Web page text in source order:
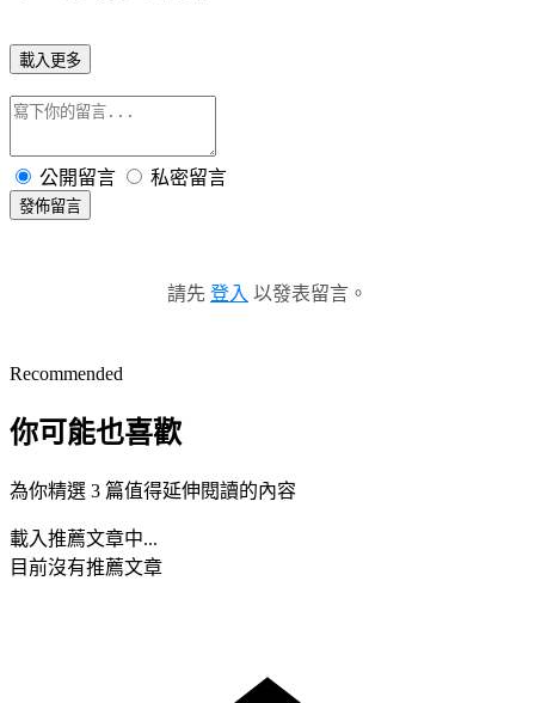
載入更多
公開留言 私密留言
發佈留言
請先 登入 以發表留言。
Recommended
你可能也喜歡
為你精選 3 篇值得延伸閱讀的內容
載入推薦文章中...
目前沒有推薦文章